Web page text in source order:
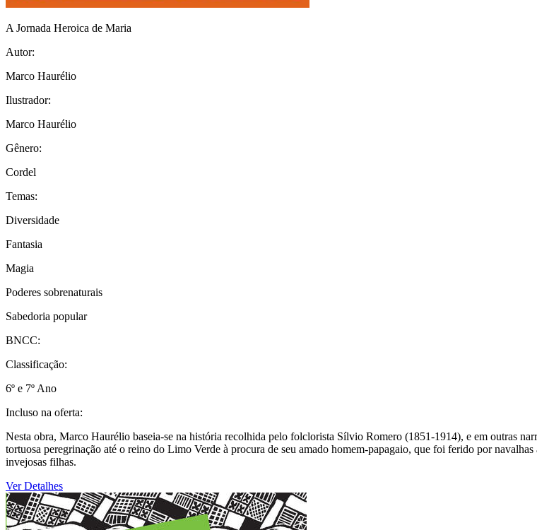
A Jornada Heroica de Maria
Autor:
Marco Haurélio
Ilustrador:
Marco Haurélio
Gênero:
Cordel
Temas:
Diversidade
Fantasia
Magia
Poderes sobrenaturais
Sabedoria popular
BNCC:
Classificação:
6º e 7º Ano
Incluso na oferta:
Nesta obra, Marco Haurélio baseia-se na história recolhida pelo folclorista Sílvio Romero (1851-1914), e em outras
tortuosa peregrinação até o reino do Limo Verde à procura de seu amado homem-papagaio, que foi ferido por
invejosas filhas.
Ver Detalhes